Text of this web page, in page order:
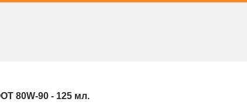
80W-90 - 125 мл.